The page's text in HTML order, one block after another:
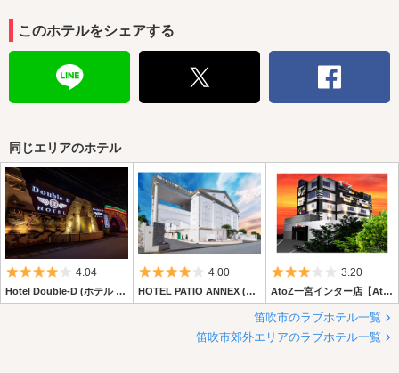
このホテルをシェアする
同じエリアのホテル
5つ星のうち4
4.04
Hotel Double-D (ホテル ダブルディー)
5つ星のうち4
4.00
HOTEL PATIO ANNEX (ホテル パティオアネックス)
5つ星のうち3
3.20
AtoZ一宮インター店【AtoZ グループ】
笛吹市のラブホテル一覧
笛吹市郊外エリアのラブホテル一覧